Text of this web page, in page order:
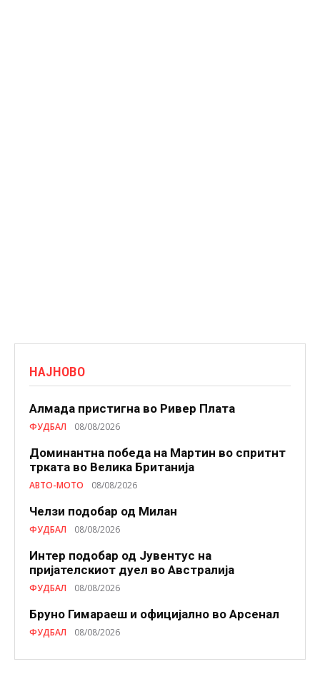
НАЈНОВО
Алмада пристигна во Ривер Плата
ФУДБАЛ 08/08/2026
Доминантна победа на Мартин во спритнт
трката во Велика Британија
АВТО-МОТО 08/08/2026
Челзи подобaр од Милан
ФУДБАЛ 08/08/2026
Интер подобар од Јувентус на
пријателскиот дуел во Австралија
ФУДБАЛ 08/08/2026
Бруно Гимараеш и официјално во Арсенал
ФУДБАЛ 08/08/2026